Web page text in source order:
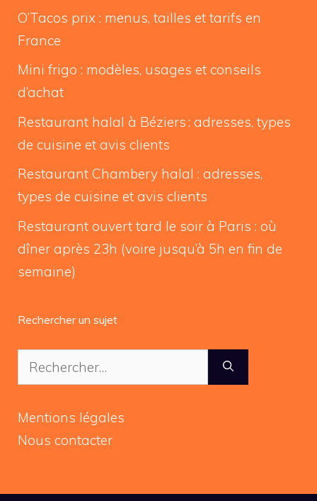
O’Tacos prix : menus, tailles et tarifs en
France
Mini frigo : modèles, usages et conseils
d’achat
Restaurant halal à Béziers : adresses, types
de cuisine et avis clients
Restaurant Chambery halal : adresses,
types de cuisine et avis clients
Restaurant ouvert tard le soir à Paris : où
dîner après 23h (voire jusqu’à 5h en fin de
semaine)
Rechercher un sujet
Rechercher :
Mentions légales
Nous contacter